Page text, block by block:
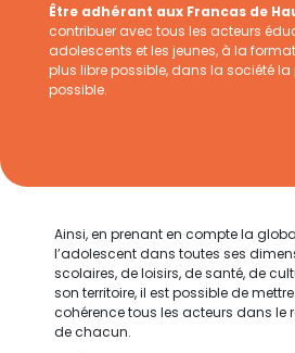
Être adhérant aux Francas de
contribuer avec tous les acteurs
adolescents et les jeunes, à la
plus libre possible, dans la société
possible.
Ainsi, en prenant en compte la
l’adolescent dans toutes ses
scolaires, de loisirs, de santé, de
son territoire, il est possible de
cohérence tous les acteurs dans le
de chacun.